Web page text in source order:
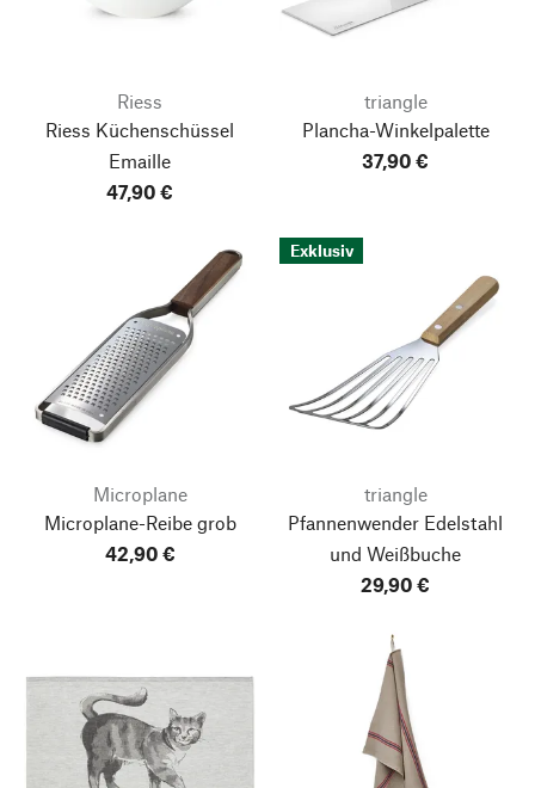
Riess
Riess Küchenschüssel
Emaille
47,90 €
triangle
Plancha-Winkelpalette
37,90 €
Microplane
Microplane-Reibe grob
42,90 €
Exklusiv
triangle
Pfannenwender Edelstahl
und Weißbuche
29,90 €